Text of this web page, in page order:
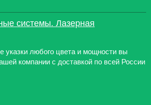
системы. Лазерная
указки любого цвета и мощности вы
компании с доставкой по всей России